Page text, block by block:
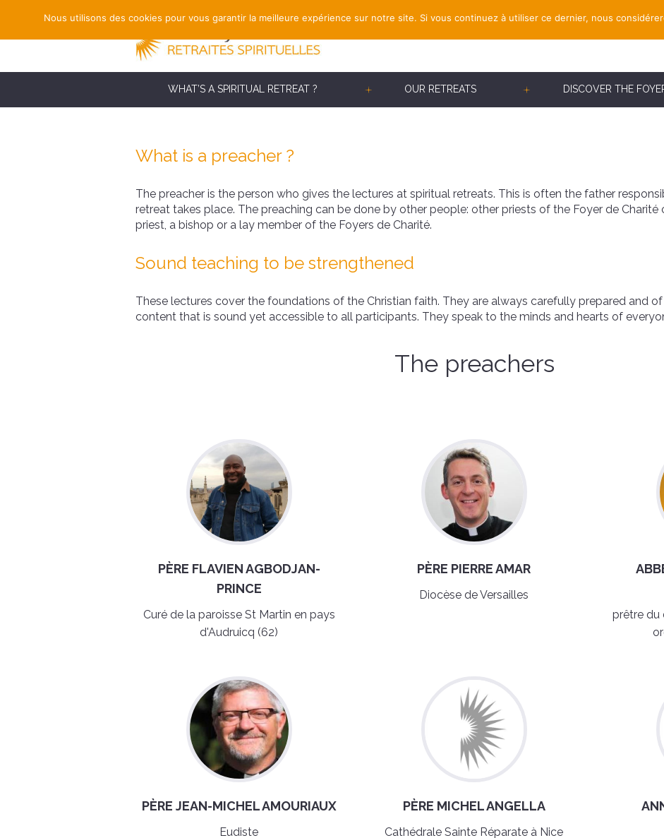
WHAT’S A SPIRITUAL RETREAT ? OUR RETREATS DISCOVER THE
What is a preacher ?
The preacher is the person who gives the lectures at spiritual retreats. This is often the father
retreat takes place. The preaching can be done by other people: other priests of the Foyer de Charité
priest, a bishop or a lay member of the Foyers de Charité.
Sound teaching to be strengthened
These lectures cover the foundations of the Christian faith. They are always carefully prepared and
content that is sound yet accessible to all participants. They speak to the minds and hearts of
The preachers
PÈRE FLAVIEN AGBODJAN-
PRINCE
Curé de la paroisse St Martin en pays
d'Audruicq (62)
PÈRE PIERRE AMAR
Diocèse de Versailles
prêtre du
PÈRE JEAN-MICHEL AMOURIAUX
Eudiste
PÈRE MICHEL ANGELLA
Cathédrale Sainte Réparate à Nice
Nous utilisons des cookies pour vous garantir la meilleure expérience sur notre site. Si vous continuez à utiliser ce dernier, nous